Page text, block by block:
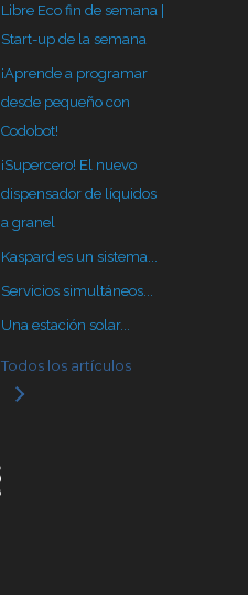
Libre Eco fin de semana |
Start-up de la semana
¡Aprende a programar
desde pequeño con
Codobot!
¡Supercero! El nuevo
dispensador de líquidos
a granel
Kaspard es un sistema...
Servicios simultáneos...
Una estación solar...
Todos los artículos